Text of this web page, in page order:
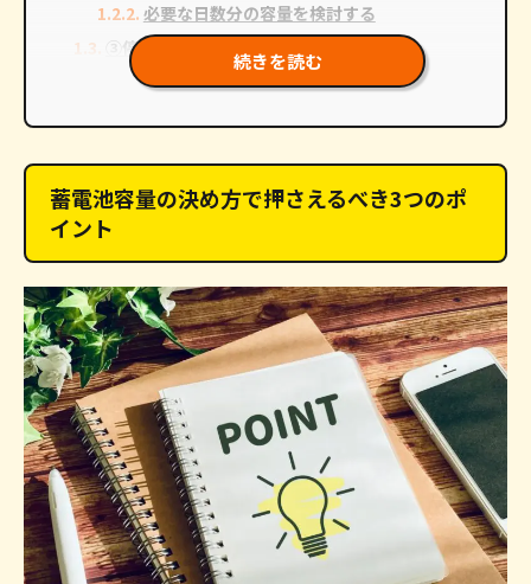
0120-019-600
受付時間9:00〜17:00
Webでお問い合わせ
必要な日数分の容量を検討する
③停電時に必要な電力をリストアップする
蓄電池容量の目安と選び方
太陽光発電の容量に合わせた蓄電池の選び方
4〜5kWhの蓄電池が最も一般的
余剰電力の有効活用を目指す場合は大容量を
選択
最低限の電力確保なら2〜4kWh
ある程度の電化製品を使うなら6kWh以上
蓄電池のみ導入する場合の容量目安
昼間の電力を夜に回すなら4kWh前後
将来の電気使用量増加に備えるなら6kWh以
上
蓄電池容量の計算方法
消費電力量から必要容量を逆算する
実効容量と定格容量の違いを理解する
続きを読む
蓄電池容量の決め方で押さえるべき3つのポ
イント